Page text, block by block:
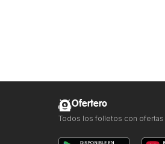
Ofertero
Todos los folletos con ofertas